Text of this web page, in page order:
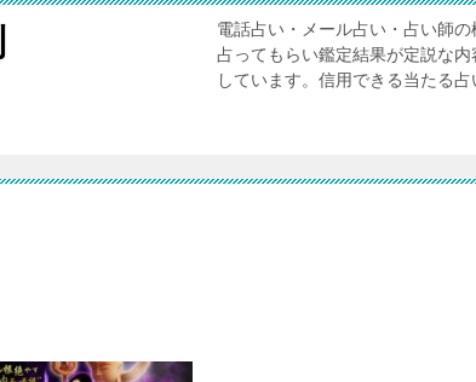
電話占い・メール占い・占い師
占ってもらい鑑定結果が定説な
しています。信用できる当たる